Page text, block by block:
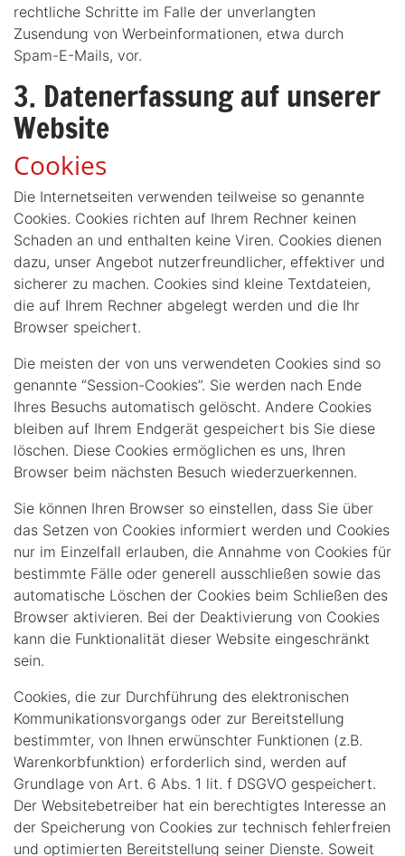
rechtliche Schritte im Falle der unverlangten
Zusendung von Werbeinformationen, etwa durch
Spam-E-Mails, vor.
3. Datenerfassung auf unserer
Website
Cookies
Die Internetseiten verwenden teilweise so genannte
Cookies. Cookies richten auf Ihrem Rechner keinen
Schaden an und enthalten keine Viren. Cookies dienen
dazu, unser Angebot nutzerfreundlicher, effektiver und
sicherer zu machen. Cookies sind kleine Textdateien,
die auf Ihrem Rechner abgelegt werden und die Ihr
Browser speichert.
Die meisten der von uns verwendeten Cookies sind so
genannte “Session-Cookies”. Sie werden nach Ende
Ihres Besuchs automatisch gelöscht. Andere Cookies
bleiben auf Ihrem Endgerät gespeichert bis Sie diese
löschen. Diese Cookies ermöglichen es uns, Ihren
Browser beim nächsten Besuch wiederzuerkennen.
Sie können Ihren Browser so einstellen, dass Sie über
das Setzen von Cookies informiert werden und Cookies
nur im Einzelfall erlauben, die Annahme von Cookies für
bestimmte Fälle oder generell ausschließen sowie das
automatische Löschen der Cookies beim Schließen des
Browser aktivieren. Bei der Deaktivierung von Cookies
kann die Funktionalität dieser Website eingeschränkt
sein.
Cookies, die zur Durchführung des elektronischen
Kommunikationsvorgangs oder zur Bereitstellung
bestimmter, von Ihnen erwünschter Funktionen (z.B.
Warenkorbfunktion) erforderlich sind, werden auf
Grundlage von Art. 6 Abs. 1 lit. f DSGVO gespeichert.
Der Websitebetreiber hat ein berechtigtes Interesse an
der Speicherung von Cookies zur technisch fehlerfreien
und optimierten Bereitstellung seiner Dienste. Soweit